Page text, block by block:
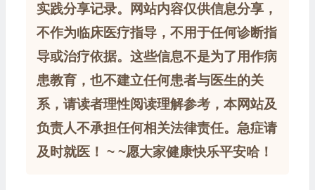
实践分享记录。网站内容仅供信息分享，
不作为临床医疗指导，不用于任何诊断指
导或治疗依据。这些信息不是为了用作病
患教育，也不建立任何患者与医生的关
系，请读者理性阅读理解参考，本网站及
负责人不承担任何相关法律责任。急症请
及时就医！ ~ ~愿大家健康快乐平安哈！